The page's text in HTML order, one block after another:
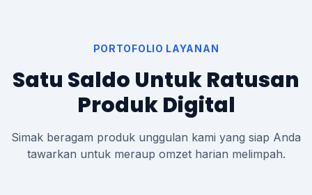
PORTOFOLIO LAYANAN
Satu Saldo Untuk Ratusan
Produk Digital
Simak beragam produk unggulan kami yang siap Anda
tawarkan untuk meraup omzet harian melimpah.